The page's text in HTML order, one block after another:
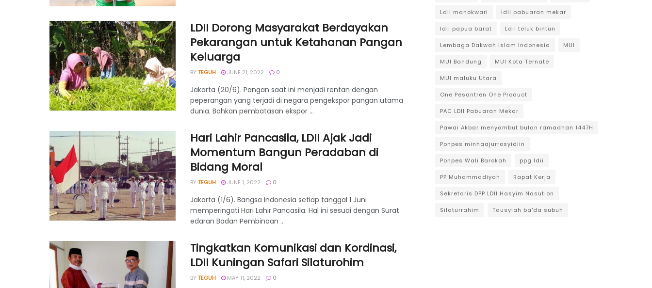
LDII Dorong Masyarakat Berdayakan
Pekarangan untuk Ketahanan Pangan
Keluarga
BY TEGUH JUNE 21, 2022 0
Jakarta (20/6). Pangan saat ini menjadi rentan dengan
peperangan yang terjadi di negara pengekspor pangan utama
dunia. Bahkan pembatasan ekspor ...
Hari Lahir Pancasila, LDII Ajak Jadi
Momentum Bangun Peradaban di
Bidang Moral
BY TEGUH JUNE 1, 2022 0
Jakarta (1/6). Bangsa Indonesia setiap tanggal 1 Juni
memperingati Hari Lahir Pancasila. Hal ini sesuai dengan Surat
edaran Badan Pembinaan ...
Tingkatkan Komunikasi dan Kordinasi,
LDII Kuningan Safari Silaturohim
BY TEGUH MAY 11, 2022 0
Ldii manokwari ldii pabuaran mekar
ldii papua barat Ldii teluk bintun
Lembaga Dakwah Islam Indonesia MUI
MUI Bandung MUI Kota Ternate
MUI maluku Utara
One Pesantren One Product
PAC LDII Pabuaran Mekar
Pawai Akbar menyambut bulan ramadhan 1447H
Ponpes minhaajurrosyidiin
Ponpes Wali Barokah ppg ldii
PP Muhammadiyah Rapat Kerja
Sekretaris DPP LDII Hasyim Nasution
Silaturrahim Tausyiah ba'da subuh